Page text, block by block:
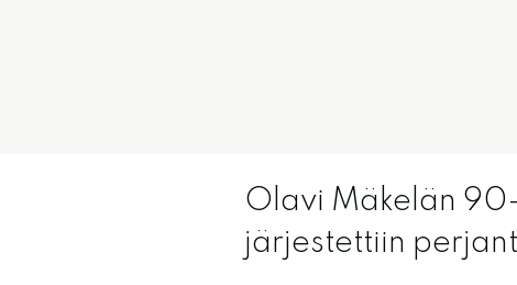
Olavi Mäkelän
järjestettiin